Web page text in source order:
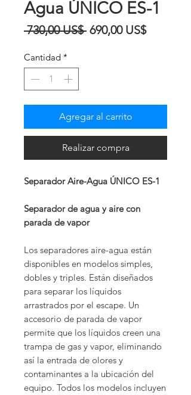
Agua ÚNICO ES-1
730,00 US$ Precio
690,00 US$Precio
Cantidad *
Agregar al carrito
Realizar compra
Separador Aire-Agua ÚNICO ES-1
Separador de agua y aire con
parada de vapor
Los separadores aire-agua están
disponibles en modelos simples,
dobles y triples. Están diseñados
para separar los líquidos
arrastrados por el escape. Un
accesorio de parada de vapor
permite que los líquidos creen una
trampa de gas y vapor, eliminando
así la entrada de olores y
contaminantes a la ubicación del
equipo. Todos los modelos incluyen